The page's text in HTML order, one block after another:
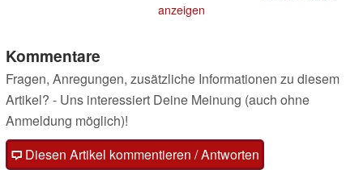
anzeigen
Kommentare
Fragen, Anregungen, zusätzliche Informationen zu diesem
Artikel? - Uns interessiert Deine Meinung (auch ohne
Anmeldung möglich)!
Diesen Artikel kommentieren / Antworten